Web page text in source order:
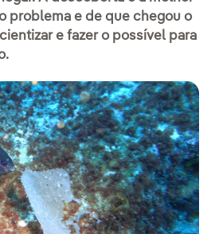
problema e de que chegou o
e fazer o possível para